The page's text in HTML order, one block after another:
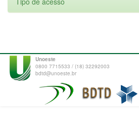
Unoeste
0800 7715533 / (18) 32292003
bdtd@unoeste.br